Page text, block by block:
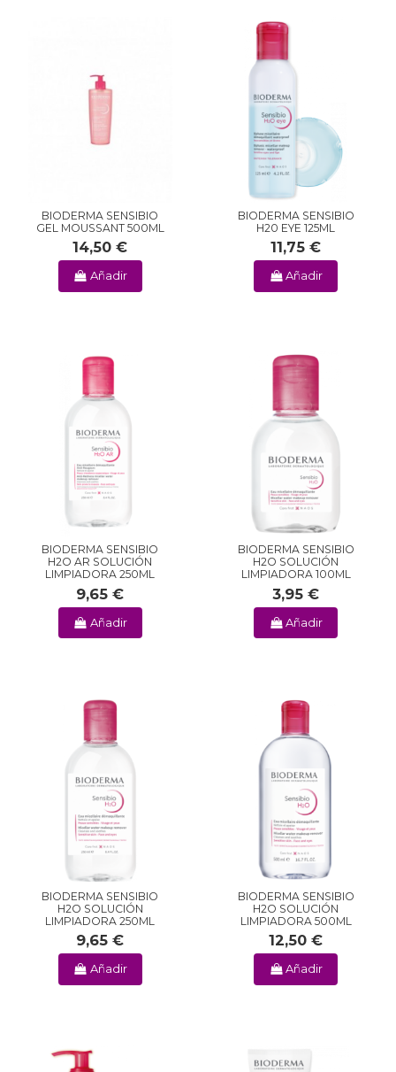
BIODERMA SENSIBIO
GEL MOUSSANT 500ML
14,50 €
Añadir
BIODERMA SENSIBIO
H20 EYE 125ML
11,75 €
Añadir
BIODERMA SENSIBIO
H2O AR SOLUCIÓN
LIMPIADORA 250ML
9,65 €
Añadir
BIODERMA SENSIBIO
H2O SOLUCIÓN
LIMPIADORA 100ML
3,95 €
Añadir
BIODERMA SENSIBIO
H2O SOLUCIÓN
LIMPIADORA 250ML
9,65 €
Añadir
BIODERMA SENSIBIO
H2O SOLUCIÓN
LIMPIADORA 500ML
12,50 €
Añadir